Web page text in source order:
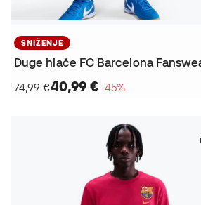
SNIŽENJE
74,99 €40,99 €−45%